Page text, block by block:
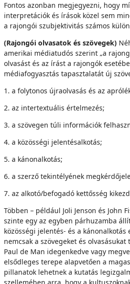
Fontos azonban megjegyezni, hogy
interpretációk és írások közel sem
a rajongói szubjektivitás számos
(Rajongói olvasatok és szövegek)
amerikai médiatudós szerint „a
olvasást és az írást a rajongók
médiafogyasztás tapasztalatát új
1. a folytonos újraolvasás és az
2. az intertextuális értelmezés;
3. a szövegen túli információk
4. a közösségi jelentésalkotás;
5. a kánonalkotás;
6. a szerző tekintélyének
7. az alkotó/befogadó kettősség
Többen – például Joli Jenson és
szinte egy az egyben párhuzamba
közösségi jelentés- és a
nemcsak a szövegeket és
Paul de Man idegenkedve vagy
elsődleges terepe alapvetően a
pillanatok lehetnek a kutatás